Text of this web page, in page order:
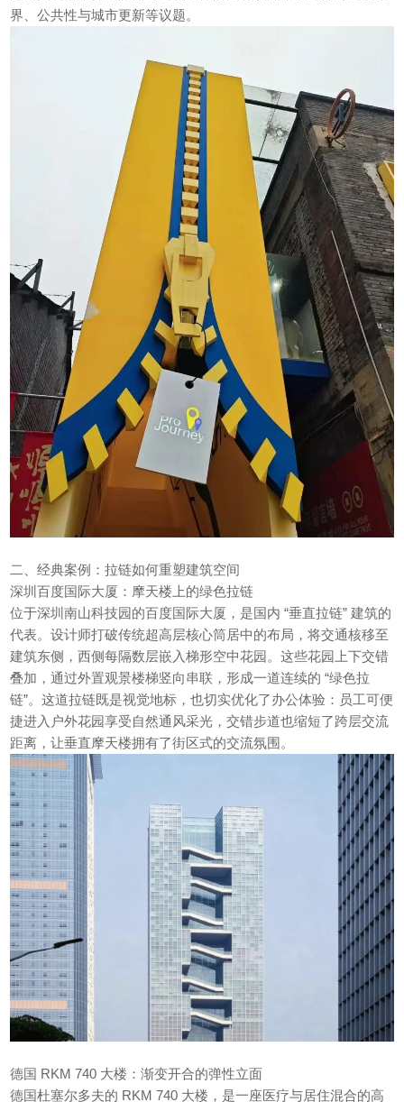
界、公共性与城市更新等议题。
二、经典案例：拉链如何重塑建筑空间
深圳百度国际大厦：摩天楼上的绿色拉链
位于深圳南山科技园的百度国际大厦，是国内 “垂直拉链” 建筑的
代表。设计师打破传统超高层核心筒居中的布局，将交通核移至
建筑东侧，西侧每隔数层嵌入梯形空中花园。这些花园上下交错
叠加，通过外置观景楼梯竖向串联，形成一道连续的 “绿色拉
链”。这道拉链既是视觉地标，也切实优化了办公体验：员工可便
捷进入户外花园享受自然通风采光，交错步道也缩短了跨层交流
距离，让垂直摩天楼拥有了街区式的交流氛围。
德国 RKM 740 大楼：渐变开合的弹性立面
德国杜塞尔多夫的 RKM 740 大楼，是一座医疗与居住混合的高